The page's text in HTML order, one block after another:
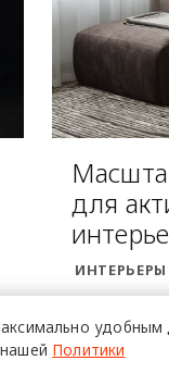
для
ИНТЕРЬЕРЫ
удобным
Политики